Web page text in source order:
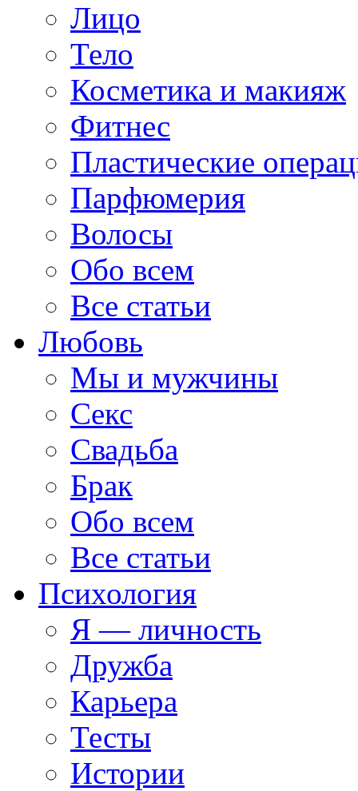
Лицо
Тело
Косметика и макияж
Фитнес
Пластические
Парфюмерия
Волосы
Обо всем
Все статьи
Любовь
Мы и мужчины
Секс
Свадьба
Брак
Обо всем
Все статьи
Психология
Я — личность
Дружба
Карьера
Тесты
Истории